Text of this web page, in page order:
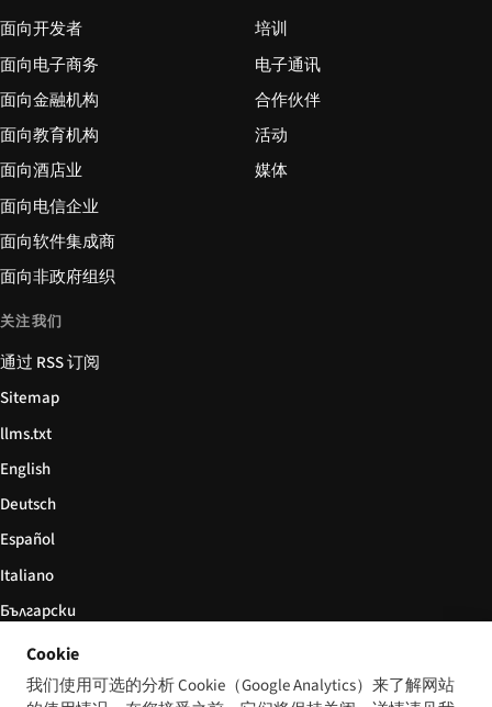
面向开发者
面向电子商务
面向金融机构
面向教育机构
面向酒店业
面向电信企业
面向软件集成商
面向非政府组织
培训
电子通讯
合作伙伴
活动
媒体
关注我们
通过 RSS 订阅
Sitemap
llms.txt
English
Deutsch
Español
Italiano
Български
简体中文
Cookie
我们使用可选的分析 Cookie（Google Analytics）来了解网站